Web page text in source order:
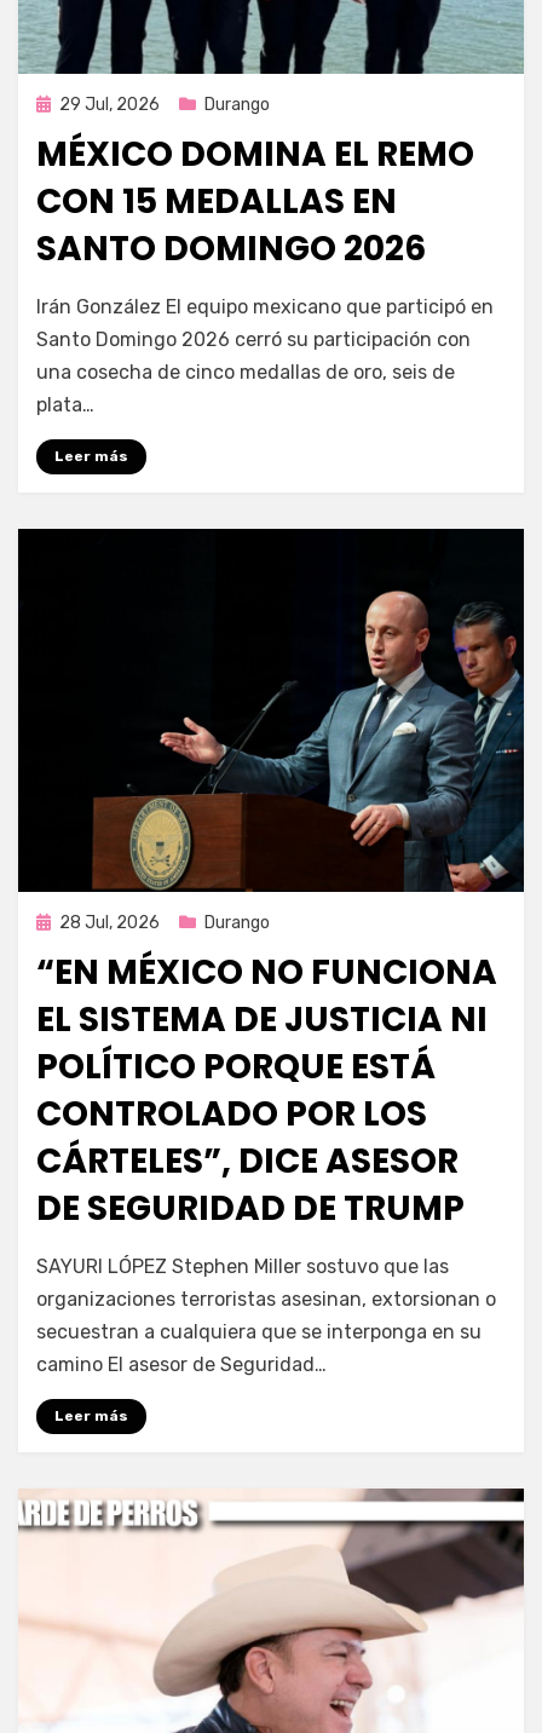
Publicada
29 Jul, 2026 Durango
MÉXICO DOMINA EL REMO
CON 15 MEDALLAS EN
SANTO DOMINGO 2026
por Fernando Miranda Servín
Irán González El equipo mexicano que participó en
Santo Domingo 2026 cerró su participación con
una cosecha de cinco medallas de oro, seis de
plata…
Leer más
Publicada
28 Jul, 2026 Durango
“EN MÉXICO NO FUNCIONA
EL SISTEMA DE JUSTICIA NI
POLÍTICO PORQUE ESTÁ
CONTROLADO POR LOS
CÁRTELES”, DICE ASESOR
DE SEGURIDAD DE TRUMP
porFernando Miranda Servín
SAYURI LÓPEZ Stephen Miller sostuvo que las
organizaciones terroristas asesinan, extorsionan o
secuestran a cualquiera que se interponga en su
camino El asesor de Seguridad…
Leer más